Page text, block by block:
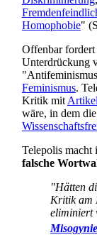
Homophobie"
Offenbar fordert
Unterdrückung
Feminismus.
Kritik mit
wäre, in dem die
Telepolis macht
falsche
"Hätten
Kritik am
eliminiert
Misogynie